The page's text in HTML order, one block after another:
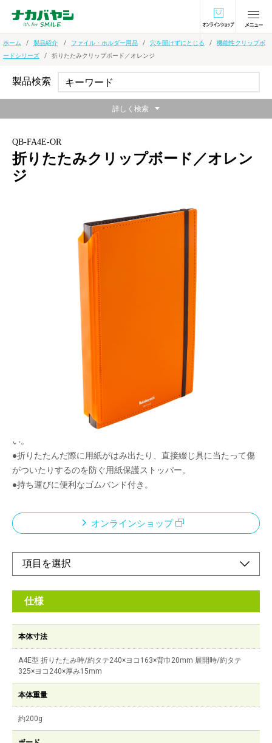
オンラインショ
ホーム 製品紹介 ファイル・ホルダー用品 穴を開けずにとじる
機能性クリップボ
ードシリーズ
折りたたみクリップボード／オレンジ
QB-FA4E-OR
折りたたみクリップボード／オレン
ジ
A5サイズに折りたたんで持ち運べるクリップボー
本体を半分のA5サイズにしてコンパクトに持ち運べる携帯性に
特化したクリップボード。
●使用時は筆記面を平らに展開できるので、立ったままでもスム
ーズに筆記できる。
●背表紙があるため、折りたたんでも書類に折り目がつきにく
い。
●折りたたんだ際に用紙がはみ出たり、直接綴じ具に当たって傷
がついたりするのを防ぐ用紙保護ストッパー。
●持ち運びに便利なゴムバンド付き。
オンラインショップ
仕様
本体寸法
A4E型 折りたたみ時/約タテ240×ヨコ163×背巾20mm 展開時/約タテ
325×ヨコ240×厚み15mm
本体重量
約200g
製品検索
詳しく検索